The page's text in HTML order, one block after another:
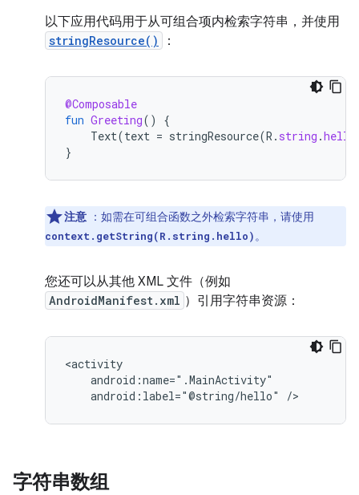
以下应用代码用于从可组合项内检索字符串，并使用
stringResource() ：
@Composable
fun Greeting()
{
Text(text = stringResource(R . string .hello
}
注意 ：如需在可组合函数之外检索字符串，请使用
context.getString(R.string.hello)。
您还可以从其他 XML 文件（例如
AndroidManifest.xml ）引用字符串资源：
android:label="@string/hello"
/>
字符串数组